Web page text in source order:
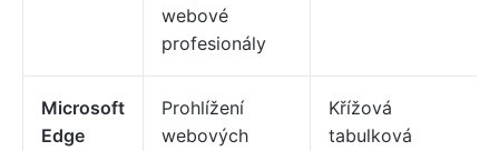
webové
profesionály
Microsoft
Edge
Prohlížení
webových
Křížová
tabulková